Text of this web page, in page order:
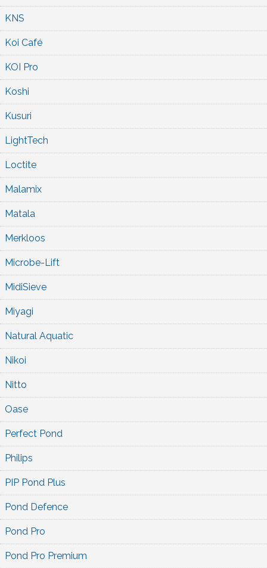
KNS
Koi Café
KOI Pro
Koshi
Kusuri
LightTech
Loctite
Malamix
Matala
Merkloos
Microbe-Lift
MidiSieve
Miyagi
Natural Aquatic
Nikoi
Nitto
Oase
Perfect Pond
Philips
PIP Pond Plus
Pond Defence
Pond Pro
Pond Pro Premium